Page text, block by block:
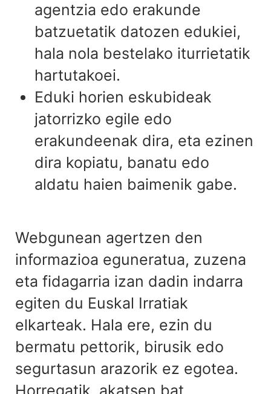
agentzia edo erakunde
batzuetatik datozen edukiei,
hala nola bestelako iturrietatik
hartutakoei.
Eduki horien eskubideak
jatorrizko egile edo
erakundeenak dira, eta ezinen
dira kopiatu, banatu edo
aldatu haien baimenik gabe.
Webgunean agertzen den
informazioa eguneratua, zuzena
eta fidagarria izan dadin indarra
egiten du Euskal Irratiak
elkarteak. Hala ere, ezin du
bermatu pettorik, birusik edo
segurtasun arazorik ez egotea.